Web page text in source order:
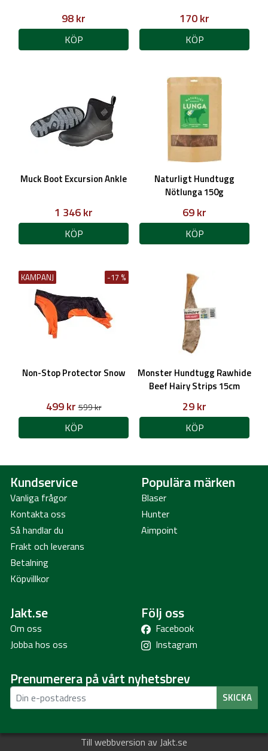
98 kr
KÖP
170 kr
KÖP
Muck Boot Excursion Ankle
1 346 kr
KÖP
Naturligt Hundtugg
Nötlunga 150g
69 kr
KÖP
KAMPANJ -17 %
Non-Stop Protector Snow
499 kr599 kr
KÖP
Monster Hundtugg Rawhide
Beef Hairy Strips 15cm
29 kr
KÖP
Kundservice
Vanliga frågor
Kontakta oss
Så handlar du
Frakt och leverans
Betalning
Köpvillkor
Populära märken
Blaser
Hunter
Aimpoint
Jakt.se
Om oss
Jobba hos oss
Följ oss
Facebook
Instagram
Prenumerera på vårt nyhetsbrev
SKICKA
Till webbversion av Jakt.se